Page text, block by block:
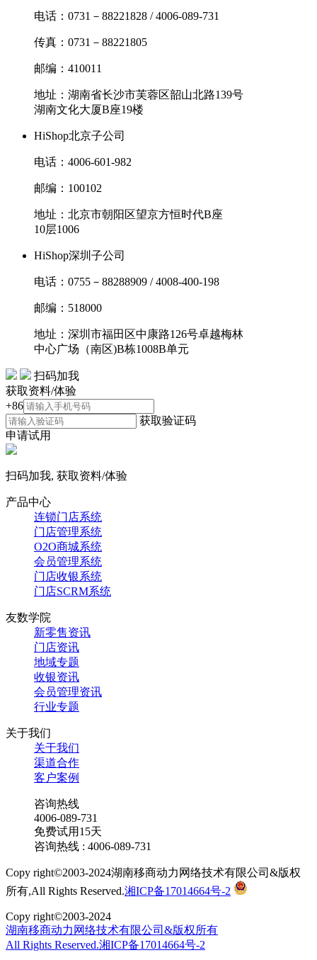
电话：0731－88221828 / 4006-089-731
传真：0731－88221805
邮编：410011
地址：湖南省长沙市芙蓉区韶山北路139号
湖南文化大厦B座19楼
HiShop北京子公司
电话：4006-601-982
邮编：100102
地址：北京市朝阳区望京方恒时代B座
10层1006
HiShop深圳子公司
电话：0755－88288909 / 4008-400-198
邮编：518000
地址：深圳市福田区中康路126号卓越梅林
中心广场（南区)B栋1008B单元
扫码加我
获取资料/体验
+86
获取验证码
申请试用
扫码加我, 获取资料/体验
产品中心
连锁门店系统
门店管理系统
O2O商城系统
会员管理系统
门店收银系统
门店SCRM系统
友数学院
新零售资讯
门店资讯
地域专题
收银资讯
会员管理资讯
行业专题
关于我们
关于我们
渠道合作
客户案例
咨询热线
4006-089-731
免费试用15天
咨询热线 : 4006-089-731
Copy right©2003-2024湖南移商动力网络技术有限公司&版权
所有,All Rights Reserved.湘ICP备17014664号-2
Copy right©2003-2024
湖南移商动力网络技术有限公司&版权所有
All Rights Reserved.湘ICP备17014664号-2